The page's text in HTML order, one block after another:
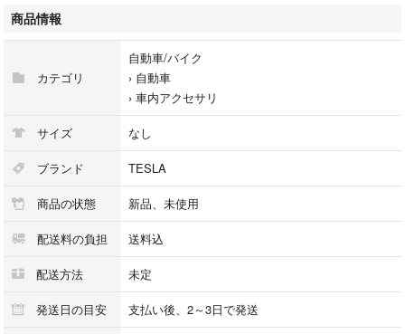
商品情報
カテゴリ
自動車/バイク
› 自動車
› 車内アクセサリ
サイズ なし
ブランド TESLA
商品の状態 新品、未使用
配送料の負担 送料込
配送方法 未定
発送日の目安 支払い後、2～3日で発送